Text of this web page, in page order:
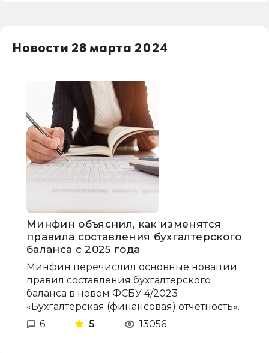
Новости 28 марта 2024
Минфин объяснил, как изменятся
правила составления бухгалтерского
баланса с 2025 года
Минфин перечислил основные новации
правил составления бухгалтерского
баланса в новом ФСБУ 4/2023
«Бухгалтерская (финансовая) отчетность».
6
5 13056